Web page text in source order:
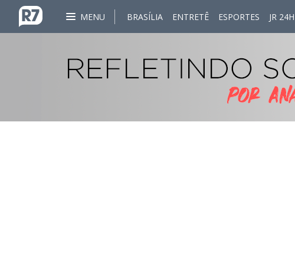
MENU BRASÍLIA ENTRETÊ ESPORTES JR 24H